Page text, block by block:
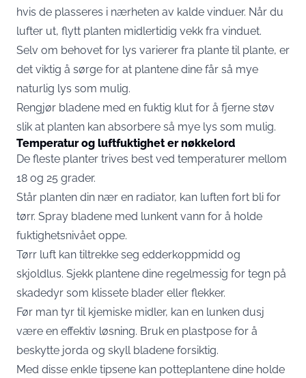
hvis de plasseres i nærheten av kalde vinduer. Når du
lufter ut, flytt planten midlertidig vekk fra vinduet.
Selv om behovet for lys varierer fra plante til plante, er
det viktig å sørge for at plantene dine får så mye
naturlig lys som mulig.
Rengjør bladene med en fuktig klut for å fjerne støv
slik at planten kan absorbere så mye lys som mulig.
Temperatur og luftfuktighet er nøkkelord
De fleste planter trives best ved temperaturer mellom
18 og 25 grader.
Står planten din nær en radiator, kan luften fort bli for
tørr. Spray bladene med lunkent vann for å holde
fuktighetsnivået oppe.
Tørr luft kan tiltrekke seg edderkoppmidd og
skjoldlus. Sjekk plantene dine regelmessig for tegn på
skadedyr som klissete blader eller flekker.
Før man tyr til kjemiske midler, kan en lunken dusj
være en effektiv løsning. Bruk en plastpose for å
beskytte jorda og skyll bladene forsiktig.
Med disse enkle tipsene kan potteplantene dine holde